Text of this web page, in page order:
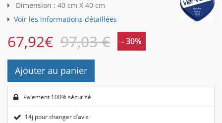
Dimension : 40 cm X 40 cm
Voir les informations détaillées
67,92€ 97,03 € - 30%
Ajouter au panier
Paiement 100% sécurisé
14j pour changer d’avis